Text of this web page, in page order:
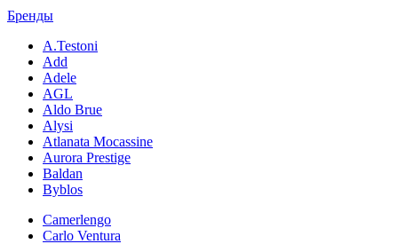
Бренды
A.Testoni
Add
Adele
AGL
Aldo Brue
Alysi
Atlanata Mocassine
Aurora Prestige
Baldan
Byblos
Camerlengo
Carlo Ventura